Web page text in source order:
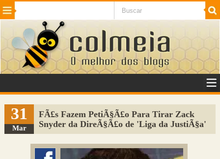
Beleza Cinema e TV
Internet Jogos NotÃ­cias SaÃºde
VeÃ­culos Adulto
Sugerir Link
Adicionar Blog
Colmeia Exchange
31
Mar
FÃ£s Fazem PetiÃ§Ã£o Para Tirar Zack
Snyder da DireÃ§Ã£o de 'Liga da JustiÃ§a'